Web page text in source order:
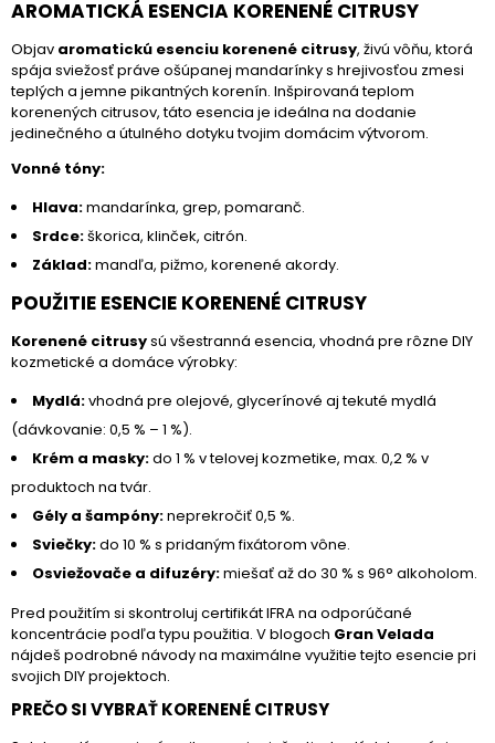
AROMATICKÁ ESENCIA KORENENÉ CITRUSY
Objav aromatickú esenciu korenené citrusy, živú vôňu, ktorá
spája sviežosť práve ošúpanej mandarínky s hrejivosťou zmesi
teplých a jemne pikantných korenín. Inšpirovaná teplom
korenených citrusov, táto esencia je ideálna na dodanie
jedinečného a útulného dotyku tvojim domácim výtvorom.
Vonné tóny:
Hlava:mandarínka, grep, pomaranč.
Srdce:škorica, klinček, citrón.
Základ:mandľa, pižmo, korenené akordy.
POUŽITIE ESENCIE KORENENÉ CITRUSY
Korenené citrusysú všestranná esencia, vhodná pre rôzne DIY
kozmetické a domáce výrobky:
Mydlá:vhodná pre olejové, glycerínové aj tekuté mydlá
(dávkovanie: 0,5 % – 1 %).
Krém a masky:do 1 % v telovej kozmetike, max. 0,2 % v
produktoch na tvár.
Gély a šampóny:neprekročiť 0,5 %.
Sviečky:do 10 % s pridaným fixátorom vône.
Osviežovače a difuzéry:miešať až do 30 % s 96° alkoholom.
Pred použitím si skontroluj certifikát IFRA na odporúčané
koncentrácie podľa typu použitia. V blogoch Gran Velada
nájdeš podrobné návody na maximálne využitie tejto esencie pri
svojich DIY projektoch.
PREČO SI VYBRAŤ KORENENÉ CITRUSY